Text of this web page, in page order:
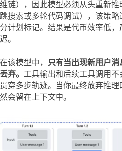
维链），因此模型必须从头重新
跳搜索或多轮代码调试），该策
分计划标记。结果是代币效率低
迟。
在该模型中， 只有当出现新用户
丢弃。 工具输出和后续工具调用
贯穿多步轨迹。当你最终放弃推
然会留在上下文中。